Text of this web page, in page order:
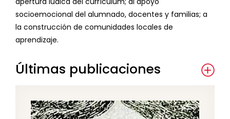
socioemocional del alumnado, docentes y familias; a
la construcción de comunidades locales de
aprendizaje.
Últimas publicaciones